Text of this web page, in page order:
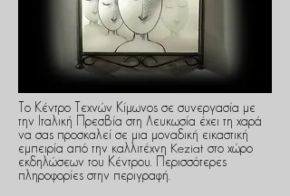
Το Κέντρο Τεχνών Κίμωνος σε συνεργασία με
την Ιταλική Πρεσβία στη Λευκωσία έχει τη χαρά
να σας προσκαλεί σε μια μοναδική εικαστική
εμπειρία από την καλλιτέχνη Keziat στο χώρο
εκδηλώσεων του Κέντρου. Περισσότερες
πληροφορίες στην περιγραφή.